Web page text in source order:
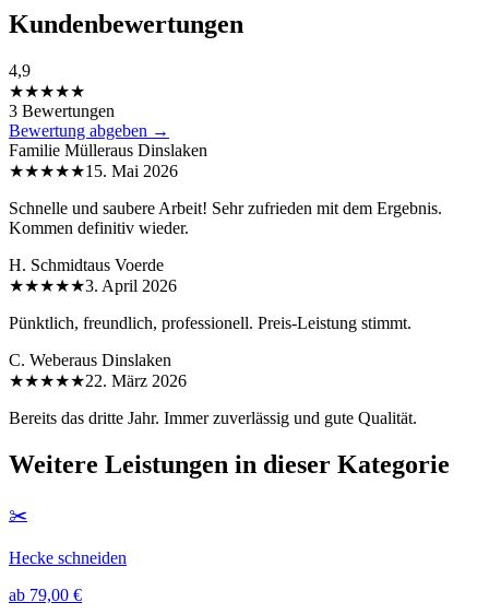
Kundenbewertungen
4,9
★★★★★
3 Bewertungen
Bewertung abgeben →
Familie Mülleraus Dinslaken
★★★★★15. Mai 2026
Schnelle und saubere Arbeit! Sehr zufrieden mit dem Ergebnis.
Kommen definitiv wieder.
H. Schmidtaus Voerde
★★★★★3. April 2026
Pünktlich, freundlich, professionell. Preis-Leistung stimmt.
C. Weberaus Dinslaken
★★★★★22. März 2026
Bereits das dritte Jahr. Immer zuverlässig und gute Qualität.
Weitere Leistungen in dieser Kategorie
✂️
Hecke schneiden
ab 79,00 €